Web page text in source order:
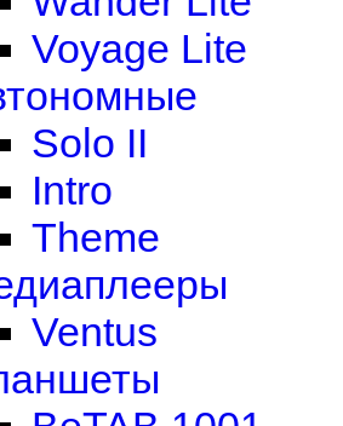
Voyage Lite
Solo II
Intro
Theme
Ventus